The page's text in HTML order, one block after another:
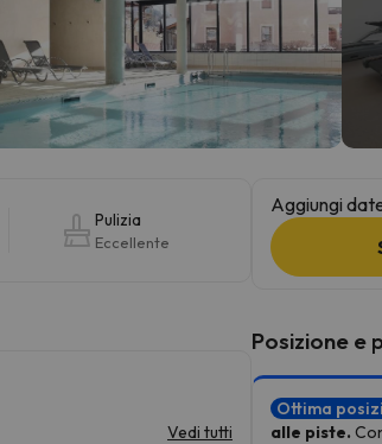
Pulizia
Eccellente
Vedi tutti
Aggiungi
Posizione e
Ottima
alle piste.